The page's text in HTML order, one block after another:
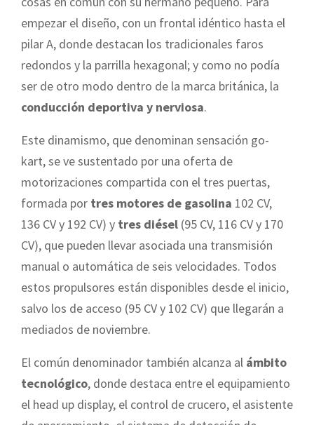
empezar el diseño, con un frontal idéntico hasta el
pilar A, donde destacan los tradicionales faros
redondos y la parrilla hexagonal; y como no podía
ser de otro modo dentro de la marca británica, la
conducción deportiva y nerviosa.
Este dinamismo, que denominan sensación go-
kart, se ve sustentado por una oferta de
motorizaciones compartida con el tres puertas,
formada por tres motores de gasolina 102 CV,
136 CV y 192 CV) y tres diésel (95 CV, 116 CV y 170
CV), que pueden llevar asociada una transmisión
manual o automática de seis velocidades. Todos
estos propulsores están disponibles desde el inicio,
salvo los de acceso (95 CV y 102 CV) que llegarán a
mediados de noviembre.
El común denominador también alcanza al ámbito
tecnológico, donde destaca entre el equipamiento
el head up display, el control de crucero, el asistente